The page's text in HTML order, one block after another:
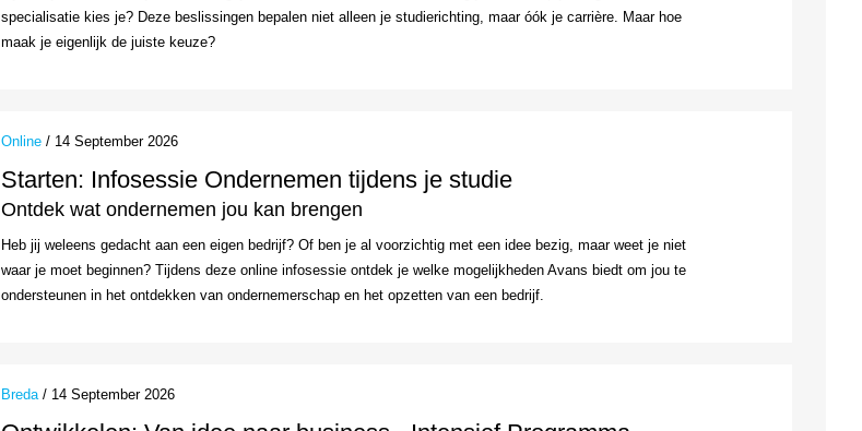
specialisatie kies je? Deze beslissingen bepalen niet alleen je studierichting, maar óók je carrière. Maar hoe
maak je eigenlijk de juiste keuze?
Online / 14 September 2026
Starten: Infosessie Ondernemen tijdens je studie
Ontdek wat ondernemen jou kan brengen
Heb jij weleens gedacht aan een eigen bedrijf? Of ben je al voorzichtig met een idee bezig, maar weet je niet
waar je moet beginnen? Tijdens deze online infosessie ontdek je welke mogelijkheden Avans biedt om jou te
ondersteunen in het ontdekken van ondernemerschap en het opzetten van een bedrijf.
Breda / 14 September 2026